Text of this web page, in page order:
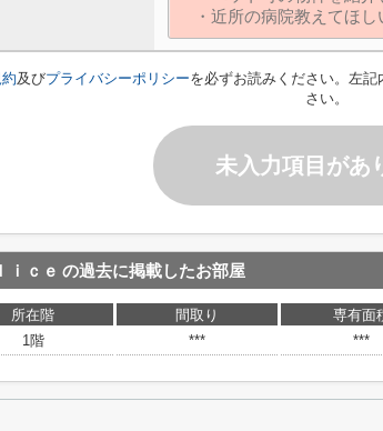
及びプライバシーポリシーを必ずお読みください。左
さい。
未入力項目があ
ｉｃｅ の過去に掲載したお部屋
所在階 間取り 専有面
1階
*** ***